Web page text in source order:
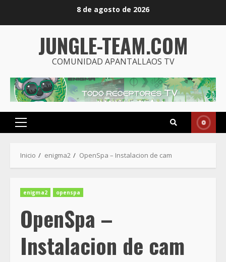
8 de agosto de 2026
JUNGLE-TEAM.COM
COMUNIDAD APANTALLAOS TV
Menú
Inicio enigma2 OpenSpa – Instalacion de cam
enigma2 openspa
OpenSpa –
Instalacion de cam